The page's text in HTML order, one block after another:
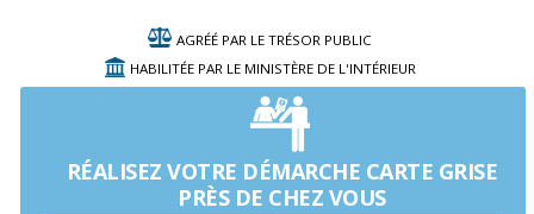
AGRÉÉ PAR LE TRÉSOR PUBLIC
HABILITÉE PAR LE MINISTÈRE DE L'INTÉRIEUR
RÉALISEZ VOTRE DÉMARCHE CARTE GRISE
PRÈS DE CHEZ VOUS